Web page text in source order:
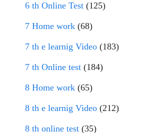
6 th Online Test (125)
7 Home work (68)
7 th e learnig Video (183)
7 th Online test (184)
8 Home work (65)
8 th e learnig Video (212)
8 th online test (35)